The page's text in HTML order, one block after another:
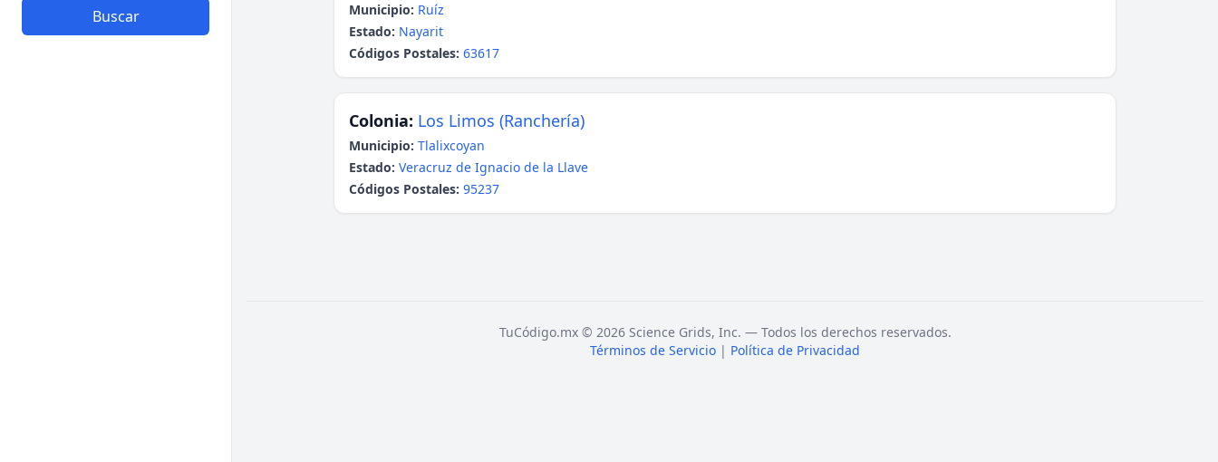
Buscar Municipio: Ruíz
Estado: Nayarit
Códigos Postales: 63617
Colonia: Los Limos (Ranchería)
Municipio: Tlalixcoyan
Estado: Veracruz de Ignacio de la Llave
Códigos Postales: 95237
TuCódigo.mx © 2026 Science Grids, Inc. — Todos los derechos reservados.
Términos de Servicio | Política de Privacidad